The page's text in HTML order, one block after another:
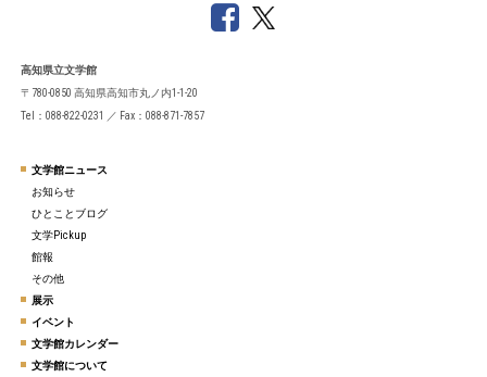
高知県立文学館
〒780-0850 高知県高知市丸ノ内1-1-20
Tel：088-822-0231 ／ Fax：088-871-7857
文学館ニュース
お知らせ
ひとことブログ
文学Pickup
館報
その他
展示
イベント
文学館カレンダー
文学館について